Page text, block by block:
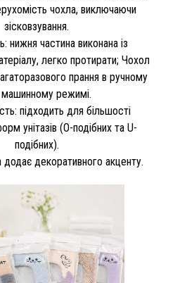
чохла, виключаючи
зісковзування.
нижня частина виконана із
легко протирати; Чохол
прання в ручному
режимі.
підходить для більшості
унітазів (O-подібних та U-
подібних).
декоративного акценту.